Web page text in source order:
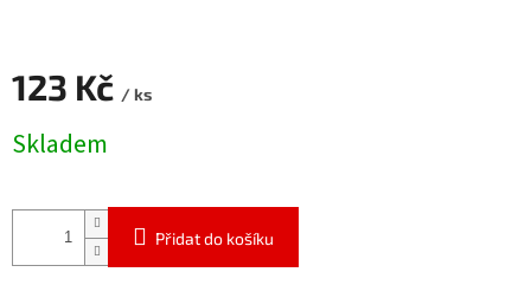
123 Kč / ks
cena:
Skladem
Přidat do košíku